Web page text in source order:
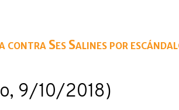
contra Ses Salines por
9/10/2018)